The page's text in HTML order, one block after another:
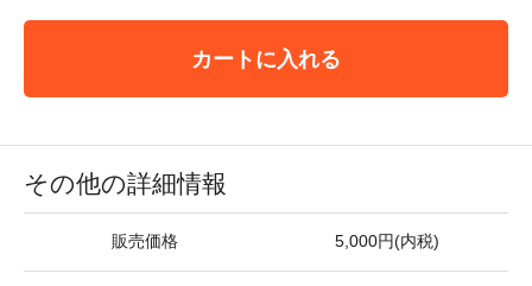
カートに入れる
その他の詳細情報
販売価格 5,000円(内税)